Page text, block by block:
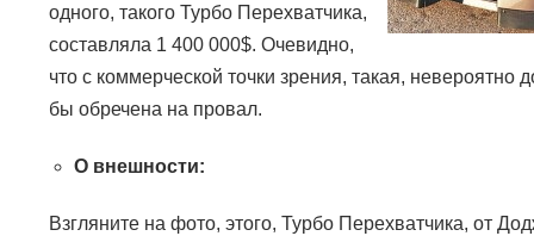
одного, такого Турбо Перехватчика,
составляла 1 400 000$.Очевидно,
что с коммерческой точки зрения, такая,
бы обречена на провал.
О внешности:
Взгляните на фото, этого, Турбо Перехватчика, от